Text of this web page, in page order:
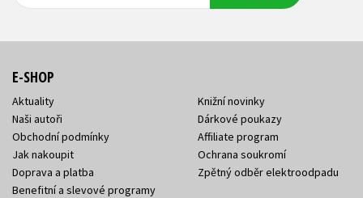
E-SHOP
Aktuality
Naši autoři
Obchodní podmínky
Jak nakoupit
Doprava a platba
Benefitní a slevové programy
Knižní novinky
Dárkové poukazy
Affiliate program
Ochrana soukromí
Zpětný odběr elektroodpadu